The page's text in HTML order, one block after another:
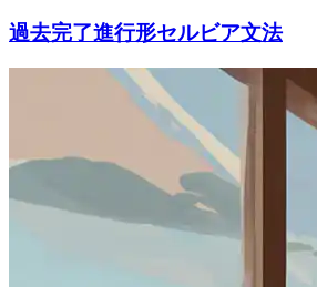
過去完了進行形セルビア文法